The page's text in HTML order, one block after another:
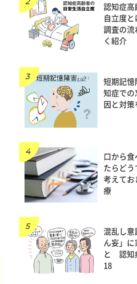
認知症
自立度
調査の流
く紹介
短期記
知症で
因と対
口から食
たらどう
考えてお
療
混乱し意
ん妄」に
と 認知
18